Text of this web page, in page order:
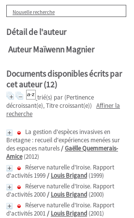
Nouvelle recherche
Détail de l'auteur
Auteur Maïwenn Magnier
Documents disponibles écrits par
cet auteur (12)
trié(s) par (Pertinence
décroissant(e), Titre croissant(e)) Affiner la
recherche
La gestion d'espèces invasives en
Bretagne : recueil d'expériences menées sur
des espaces naturels/Gaëlle Quemmerais-
Amice(2012)
Réserve naturelle d'Iroise. Rapport
d'activités 1999/ Louis Brigand (1999)
Réserve naturelle d'Iroise. Rapport
d'activités 2000/ Louis Brigand (2000)
Réserve naturelle d'Iroise. Rapport
d'activités 2001/ Louis Brigand (2001)